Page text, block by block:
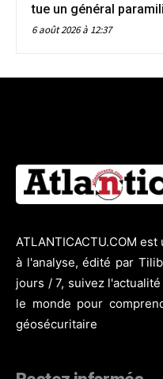
tue un général
6 août 2026 à 12:37
ATLANTICACTU.COM
à l'analyse, édité par
jours / 7, suivez
le monde pour
géosécuritaire